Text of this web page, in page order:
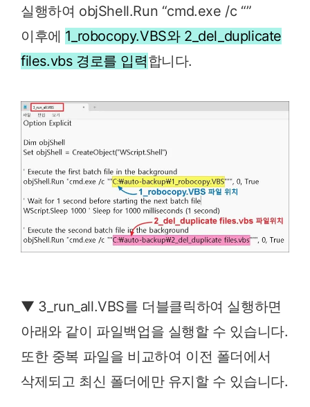
실행하여 objShell.Run “cmd.exe /c “”
이후에 1_robocopy.VBS와 2_del_duplicate
files.vbs 경로를 입력합니다.
▼ 3_run_all.VBS를 더블클릭하여 실행하면
아래와 같이 파일백업을 실행할 수 있습니다.
또한 중복 파일을 비교하여 이전 폴더에서
삭제되고 최신 폴더에만 유지할 수 있습니다.